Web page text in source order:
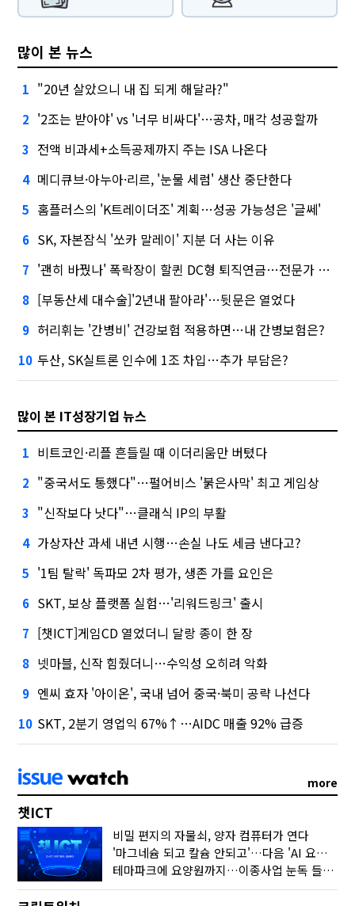
많이 본 뉴스
1 "20년 살았으니 내 집 되게 해달라?"
2 '2조는 받아야' vs '너무 비싸다'…공차, 매각 성공할까
3 전액 비과세+소득공제까지 주는 ISA 나온다
4 메디큐브·아누아·리르, '눈물 세럼' 생산 중단한다
5 홈플러스의 'K트레이더조' 계획…성공 가능성은 '글쎄'
6 SK, 자본잠식 '쏘카 말레이' 지분 더 사는 이유
7 '괜히 바꿨나' 폭락장이 할퀸 DC형 퇴직연금…전문가 조언은
8 [부동산세 대수술]'2년내 팔아라'…뒷문은 열었다
9 허리휘는 '간병비' 건강보험 적용하면…내 간병보험은?
10 두산, SK실트론 인수에 1조 차입…추가 부담은?
많이 본 IT성장기업 뉴스
1 비트코인·리플 흔들릴 때 이더리움만 버텼다
2 "중국서도 통했다"…펄어비스 '붉은사막' 최고 게임상
3 "신작보다 낫다"…클래식 IP의 부활
4 가상자산 과세 내년 시행…손실 나도 세금 낸다고?
5 '1팀 탈락' 독파모 2차 평가, 생존 가를 요인은
6 SKT, 보상 플랫폼 실험…'리워드링크' 출시
7 [챗ICT]게임CD 열었더니 달랑 종이 한 장
8 넷마블, 신작 힘줬더니…수익성 오히려 악화
9 엔씨 효자 '아이온', 국내 넘어 중국·북미 공략 나선다
10 SKT, 2분기 영업익 67%↑…AIDC 매출 92% 급증
more
챗ICT
비밀 편지의 자물쇠, 양자 컴퓨터가 연다
'마그네슘 되고 칼슘 안되고'…다음 'AI 요약' 갈 길은
테마파크에 요양원까지…이종사업 눈독 들이는 게임사